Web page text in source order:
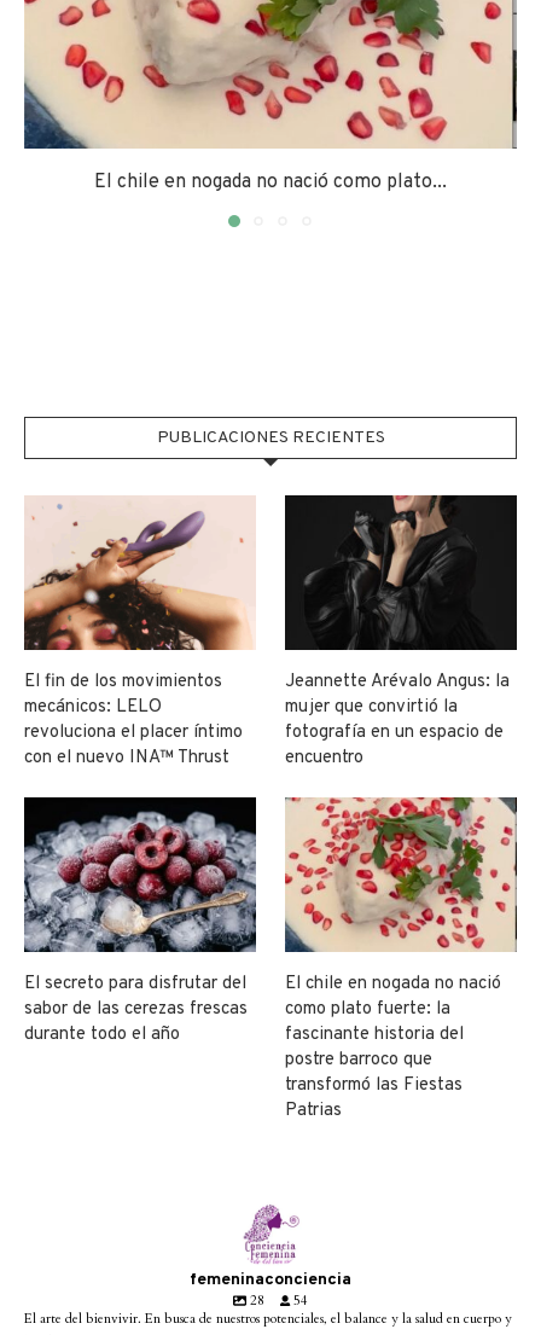
El chile en nogada no nació como plato...
PUBLICACIONES RECIENTES
El fin de los movimientos
mecánicos: LELO
revoluciona el placer íntimo
con el nuevo INA™ Thrust
Jeannette Arévalo Angus: la
mujer que convirtió la
fotografía en un espacio de
encuentro
El secreto para disfrutar del
sabor de las cerezas frescas
durante todo el año
El chile en nogada no nació
como plato fuerte: la
fascinante historia del
postre barroco que
transformó las Fiestas
Patrias
femeninaconciencia
28
54
El arte del bienvivir. En busca de nuestros potenciales, el balance y la salud en cuerpo y